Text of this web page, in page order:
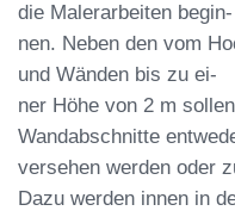
die Malerarbeiten begin-
nen. Neben den vom
und Wänden bis zu ei-
ner Höhe von 2 m
Wandabschnitte
versehen werden oder
Dazu werden innen in